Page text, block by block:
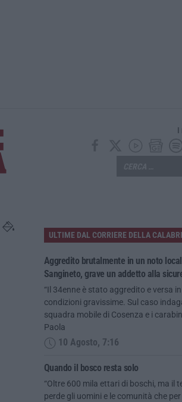
Statale 106 senza pace: traffico in tilt nel tratto
I
ULTIME DAL CORRIERE DELLA
Aggredito brutalmente in un noto
Sangineto, grave un addetto alla
“Il 34enne è stato aggredito e versa in
condizioni gravissime. Sul caso
squadra mobile di Cosenza e i
Paola
10 Agosto, 7:16
Quando il bosco resta solo
“Oltre 600 mila ettari di boschi, ma il
perde gli uomini e le comunità che per